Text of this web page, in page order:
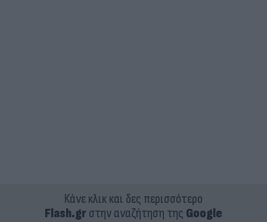
Κάνε κλικ και δες περισσότερο
Flash.grστην αναζήτηση της Google